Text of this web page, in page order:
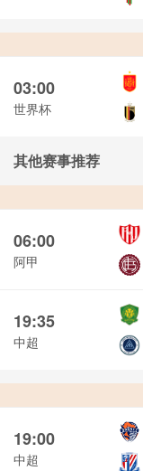
03:00
世界杯
其他赛事推荐
06:00
阿甲
19:35
中超
19:00
中超